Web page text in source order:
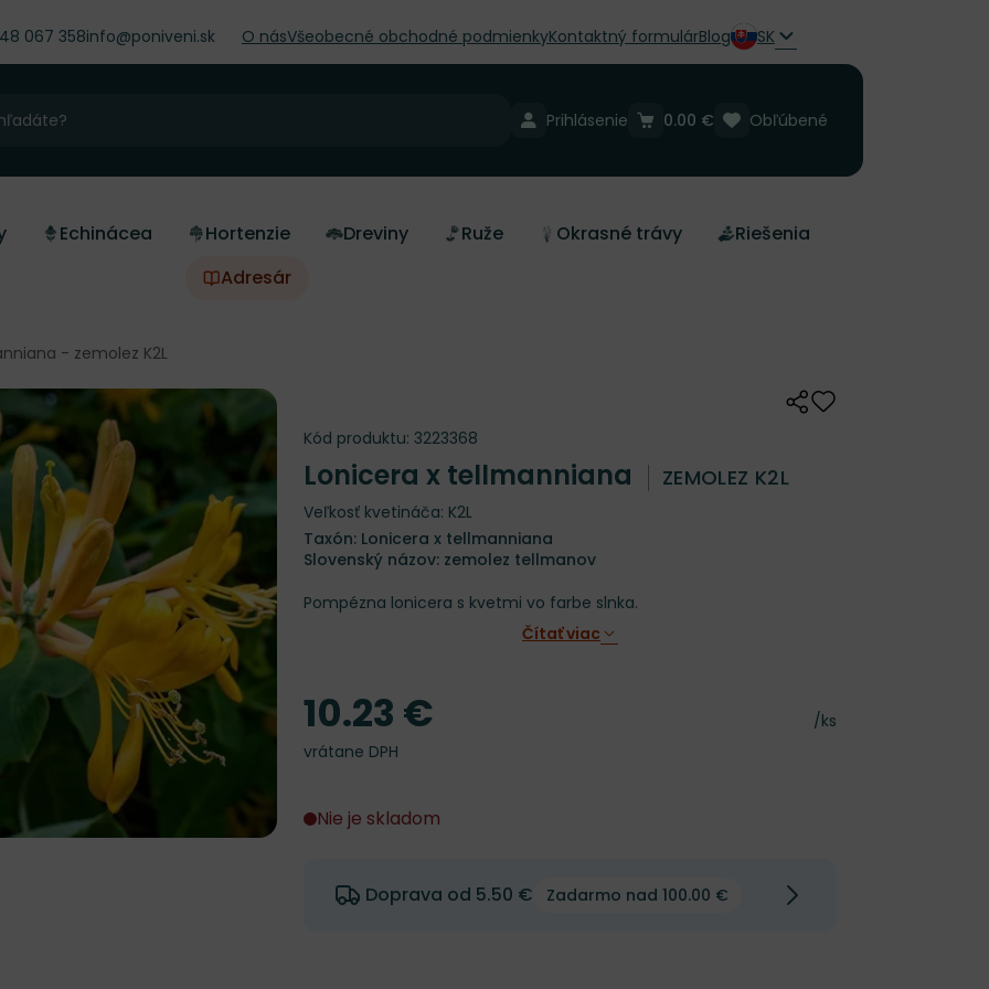
067 358info@poniveni.sk O násVšeobecné obchodné podmienkyKontaktný formulárBlog SK
Prihlásenie Obľúbené
0.00 €
Echinácea Hortenzie Dreviny Ruže Okrasné trávy
Riešenia
Adresár
- zemolez K2L
ZdieľaťOdober do
Kód produktu: 3223368
Lonicera x tellmanniana ZEMOLEZ K2L
Veľkosť kvetináča: K2L
Taxón: Lonicera x tellmanniana
Slovenský názov: zemolez tellmanov
Pompézna lonicera s kvetmi vo farbe slnka.
Čítať viac
Cena za kus
/ks
Cena
10.23 €
vrátane DPH
Nie je skladom
Doprava od 5.50 € Zadarmo nad 100.00 €